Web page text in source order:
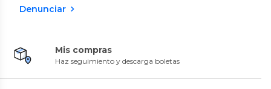
Denunciar
Mis compras
Haz seguimiento y descarga boletas